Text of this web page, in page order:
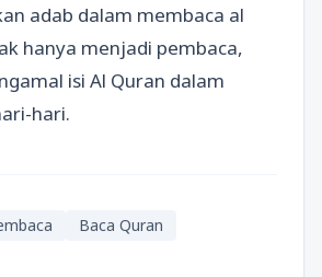
adab dalam membaca al
hanya menjadi pembaca,
isi Al Quran dalam
hari.
Baca Quran